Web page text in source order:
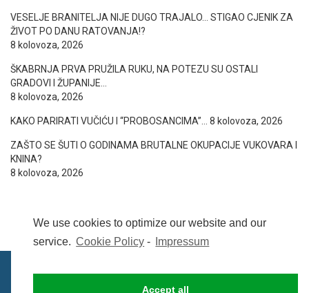
We use cookies to optimize our website and our
service. Cookie Policy - Impressum
Accept all
VESELJE BRANITELJA NIJE DUGO TRAJALO… STIGAO CJENIK ZA
ŽIVOT PO DANU RATOVANJA!?
8 kolovoza, 2026
ŠKABRNJA PRVA PRUŽILA RUKU, NA POTEZU SU OSTALI
GRADOVI I ŽUPANIJE…
8 kolovoza, 2026
KAKO PARIRATI VUČIĆU I “PROBOSANCIMA”… 8 kolovoza, 2026
ZAŠTO SE ŠUTI O GODINAMA BRUTALNE OKUPACIJE VUKOVARA I
KNINA?
8 kolovoza, 2026